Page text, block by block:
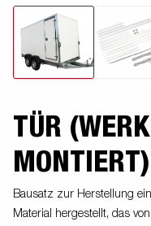
TÜR
MONTIERT)
Bausatz zur Herstellung
Material hergestellt, das